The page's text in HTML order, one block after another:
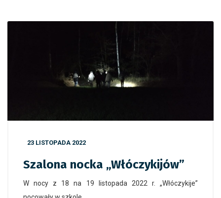
23 LISTOPADA 2022
Szalona nocka „Włóczykijów”
W nocy z 18 na 19 listopada 2022 r. „Włóczykije”